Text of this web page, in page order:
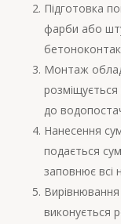
Підготовка
фарби або
Монтаж
до
Нанесення
подається
заповнює всі
Вирівнювання
виконується